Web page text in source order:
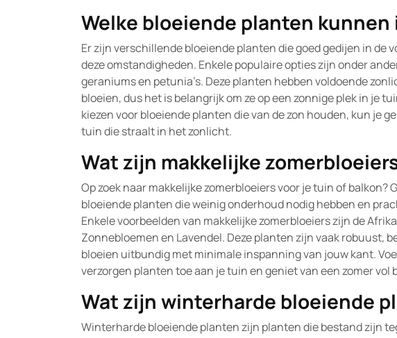
Welke bloeiende planten kunnen
Er zijn verschillende bloeiende planten die goed gedijen in de
deze omstandigheden. Enkele populaire opties zijn onder
geraniums en petunia’s. Deze planten hebben voldoende
bloeien, dus het is belangrijk om ze op een zonnige plek in je
kiezen voor bloeiende planten die van de zon houden, kun je
tuin die straalt in het zonlicht.
Wat zijn makkelijke
Op zoek naar makkelijke zomerbloeiers voor je tuin of balkon?
bloeiende planten die weinig onderhoud nodig hebben en
Enkele voorbeelden van makkelijke zomerbloeiers zijn de
Zonnebloemen en Lavendel. Deze planten zijn vaak robuust,
bloeien uitbundig met minimale inspanning van jouw kant.
verzorgen planten toe aan je tuin en geniet van een zomer vol
Wat zijn winterharde bloeiende
Winterharde bloeiende planten zijn planten die bestand zijn